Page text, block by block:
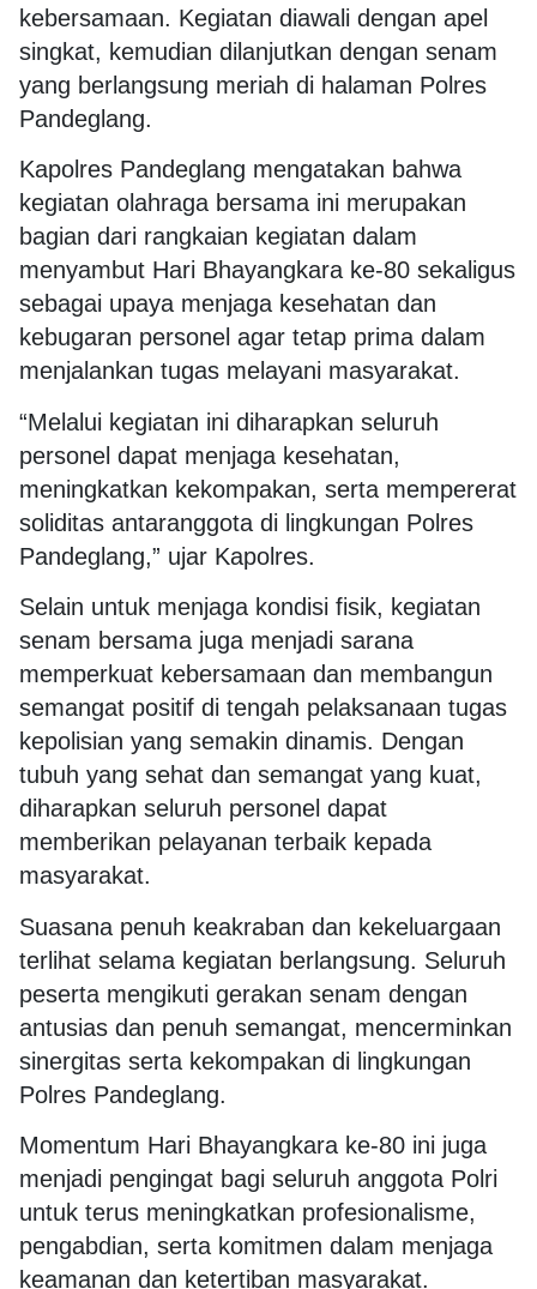
kebersamaan. Kegiatan diawali dengan apel
singkat, kemudian dilanjutkan dengan senam
yang berlangsung meriah di halaman Polres
Pandeglang.
Kapolres Pandeglang mengatakan bahwa
kegiatan olahraga bersama ini merupakan
bagian dari rangkaian kegiatan dalam
menyambut Hari Bhayangkara ke-80 sekaligus
sebagai upaya menjaga kesehatan dan
kebugaran personel agar tetap prima dalam
menjalankan tugas melayani masyarakat.
“Melalui kegiatan ini diharapkan seluruh
personel dapat menjaga kesehatan,
meningkatkan kekompakan, serta mempererat
soliditas antaranggota di lingkungan Polres
Pandeglang,” ujar Kapolres.
Selain untuk menjaga kondisi fisik, kegiatan
senam bersama juga menjadi sarana
memperkuat kebersamaan dan membangun
semangat positif di tengah pelaksanaan tugas
kepolisian yang semakin dinamis. Dengan
tubuh yang sehat dan semangat yang kuat,
diharapkan seluruh personel dapat
memberikan pelayanan terbaik kepada
masyarakat.
Suasana penuh keakraban dan kekeluargaan
terlihat selama kegiatan berlangsung. Seluruh
peserta mengikuti gerakan senam dengan
antusias dan penuh semangat, mencerminkan
sinergitas serta kekompakan di lingkungan
Polres Pandeglang.
Momentum Hari Bhayangkara ke-80 ini juga
menjadi pengingat bagi seluruh anggota Polri
untuk terus meningkatkan profesionalisme,
pengabdian, serta komitmen dalam menjaga
keamanan dan ketertiban masyarakat.